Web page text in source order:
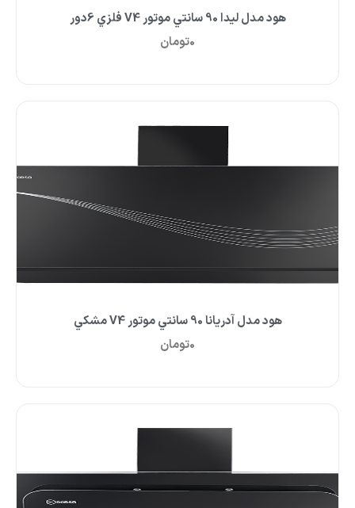
هود مدل ليدا 90 سانتي موتور V4 فلزي 6دور
0تومان
هود مدل آدريانا 90 سانتي موتور V4 مشکي
0تومان